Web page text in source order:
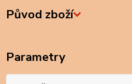
Původ zboží
Parametry